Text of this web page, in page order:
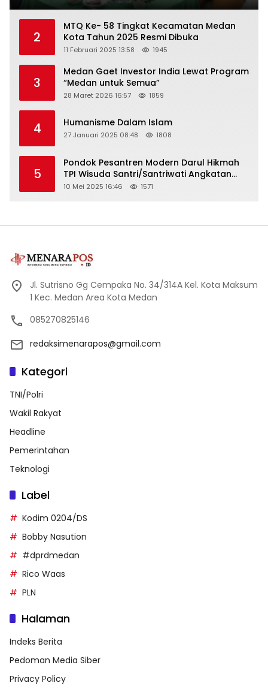
2
MTQ Ke- 58 Tingkat Kecamatan Medan
Kota Tahun 2025 Resmi Dibuka
11 Februari 2025 13:58 1945
3
Medan Gaet Investor India Lewat Program
“Medan untuk Semua”
28 Maret 2026 16:57 1859
4 Humanisme Dalam Islam
27 Januari 2025 08:48 1808
5
Pondok Pesantren Modern Darul Hikmah
TPI Wisuda Santri/Santriwati Angkatan
XXXIII
10 Mei 2025 16:46 1571
Jl. Sutrisno Gg Cempaka No. 34/314A Kel. Kota Maksum
1 Kec. Medan Area Kota Medan
085270825146
redaksimenarapos@gmail.com
Kategori
TNI/Polri
Wakil Rakyat
Headline
Pemerintahan
Teknologi
Label
Kodim 0204/DS
Bobby Nasution
#dprdmedan
Rico Waas
PLN
Halaman
Indeks Berita
Pedoman Media Siber
Privacy Policy